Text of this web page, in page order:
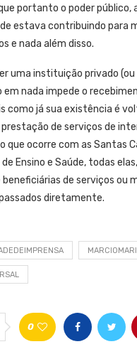
portanto o poder público,
estava contribuindo para
e nada além disso.
uma instituição privado (ou
nada impede o
como já sua existência é
de serviços de
que ocorre com as Santas
Ensino e Saúde, todas
de serviços ou
diretamente.
0